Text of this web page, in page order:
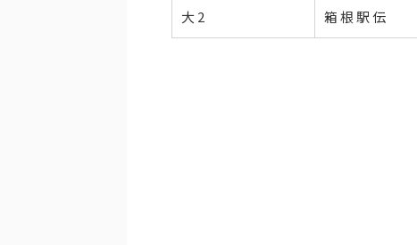
大2 箱根駅伝